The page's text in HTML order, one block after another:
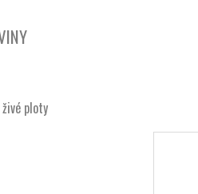
ploty